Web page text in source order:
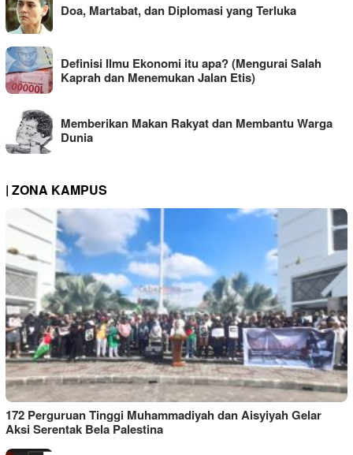
Doa, Martabat, dan Diplomasi yang Terluka
Definisi Ilmu Ekonomi itu apa? (Mengurai Salah
Kaprah dan Menemukan Jalan Etis)
Memberikan Makan Rakyat dan Membantu Warga
Dunia
| ZONA KAMPUS
172 Perguruan Tinggi Muhammadiyah dan Aisyiyah Gelar
Aksi Serentak Bela Palestina